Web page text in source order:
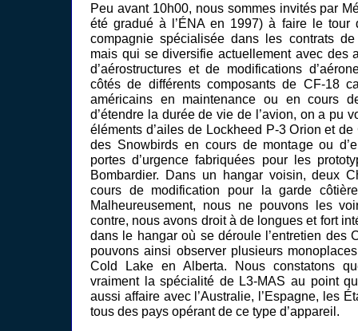
Peu avant 10h00, nous sommes invités par
été gradué à l’ÉNA en 1997) à faire le tour
compagnie spécialisée dans les contrats
mais qui se diversifie actuellement avec des
d’aérostructures et de modifications
côtés de différents composants de CF-18
américains en maintenance ou en cours
d’étendre la durée de vie de l’avion, on a pu
éléments d’ailes de Lockheed P-3 Orion et
des Snowbirds en cours de montage ou
portes d’urgence fabriquées pour les
Bombardier. Dans un hangar voisin, deux
cours de modification pour la garde
Malheureusement, nous ne pouvons les
contre, nous avons droit à de longues et fort
dans le hangar où se déroule l’entretien des
pouvons ainsi observer plusieurs
Cold Lake en Alberta. Nous constatons
vraiment la spécialité de L3-MAS au point
aussi affaire avec l’Australie, l’Espagne, les
tous des pays opérant de ce type d’appareil.